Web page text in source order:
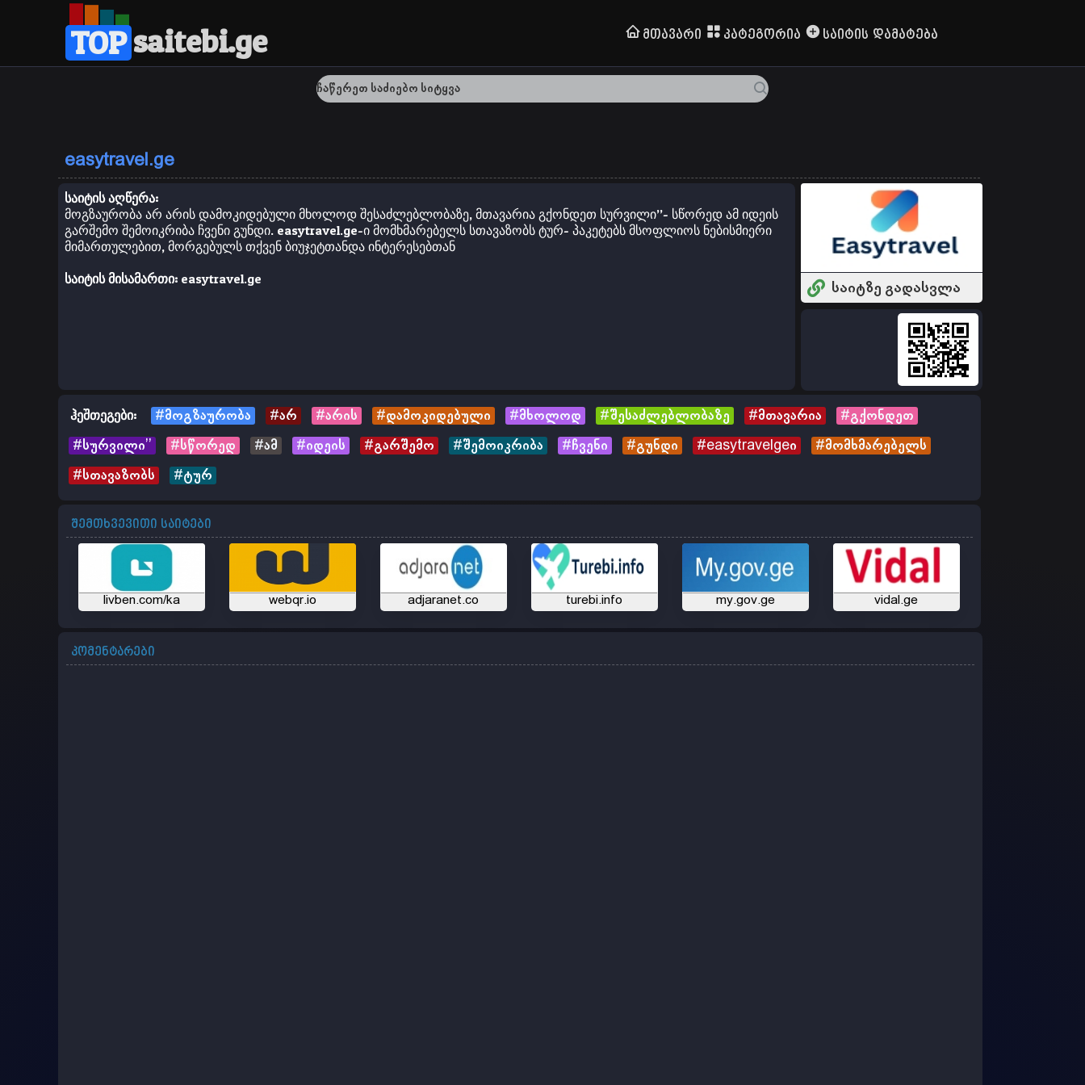
TOPsaitebi.ge Მთავარი Კატეგორია Საიტის Დამატება
easytravel.ge
საიტზე გადასვლა
საიტის აღწერა:
მოგზაურობა არ არის დამოკიდებული მხოლოდ შესაძლებლობაზე, მთავარია გქონდეთ სურვილი’’- სწორედ ამ იდეის
გარშემო შემოიკრიბა ჩვენი გუნდი. easytravel.ge-ი მომხმარებელს სთავაზობს ტურ- პაკეტებს მსოფლიოს ნებისმიერი
მიმართულებით, მორგებულს თქვენ ბიუჯეტთანდა ინტერესებთან
საიტის მისამართი: easytravel.ge
ჰეშთეგები: #მოგზაურობა #არ #არის #დამოკიდებული #მხოლოდ #შესაძლებლობაზე #მთავარია
#გქონდეთ
#სურვილი’’
#სწორედ #ამ #იდეის #გარშემო #შემოიკრიბა #ჩვენი #გუნდი #easytravelgeი
#მომხმარებელს
#სთავაზობს
#ტურ
შემთხვევითი საიტები
livben.com/ka webqr.io adjaranet.co turebi.info my.gov.ge vidal.ge
კომენტარები